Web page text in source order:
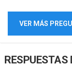
VER MÁS